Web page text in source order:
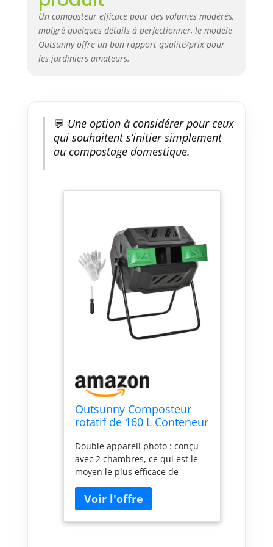
polypropylène, robuste et
durable. Cet appareil de
compostage dispose également
de portes coulissantes
Dimensions totales : 71 x 65 x 96
Un composteur efficace pour des volumes modérés,
malgré quelques détails à perfectionner, le modèle
Outsunny offre un bon rapport qualité/prix pour
les jardiniers amateurs.
💬 Une option à considérer pour ceux
qui souhaitent s’initier simplement
au compostage domestique.
Outsunny Composteur
rotatif de 160 L Conteneur
à double chambre
composteur avec
ouvertures de ventilation
et pieds en acier 71 x 65 x
96 cm Noir
Double appareil photo : conçu
avec 2 chambres, ce qui est le
moyen le plus efficace de
qu'un côté de ce composteur
produit, vous pouvez ajouter de
nouveaux ingrédients de l'autre